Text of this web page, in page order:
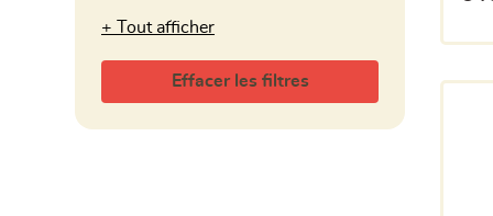
Tout afficher
Effacer les filtres